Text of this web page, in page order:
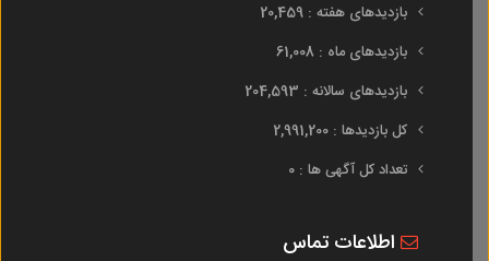
بازدیدهای هفته : 20,459
بازدیدهای ماه : 61,008
بازدیدهای سالانه : 204,593
کل بازدیدها : 2,991,200
تعداد کل آگهی ها : 0
اطلاعات تماس